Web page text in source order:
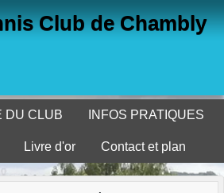
Club de Chambly
DU CLUB INFOS PRATIQUES
Livre d'or Contact et plan
cookies